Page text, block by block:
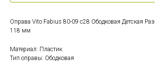
Оправа Vito Fabius 80-09 c28 Ободковая Детская
118 мм
Материал: Пластик
Тип оправы: Ободковая